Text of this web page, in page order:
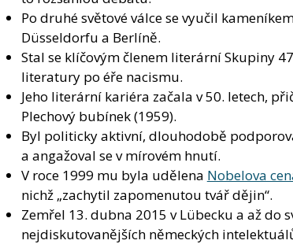
Po druhé světové válce se vyučil
Düsseldorfu a Berlíně.
Stal se klíčovým členem literární Skupiny
literatury po éře nacismu.
Jeho literární kariéra začala v 50. letech,
Plechový bubínek (1959).
Byl politicky aktivní, dlouhodobě
a angažoval se v mírovém hnutí.
V roce 1999 mu byla udělena Nobelova
nichž „zachytil zapomenutou tvář dějin“.
Zemřel 13. dubna 2015 v Lübecku a až do
nejdiskutovanějších německých